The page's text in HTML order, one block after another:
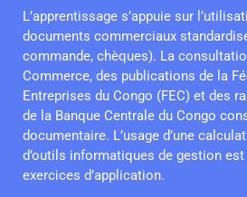
L’apprentissage s’appuie sur
documents commerciaux
commande, chèques). La
Commerce, des publications de la
Entreprises du Congo (FEC) et des
de la Banque Centrale du Congo
documentaire. L’usage d’une
d’outils informatiques de gestion
exercices d’application.